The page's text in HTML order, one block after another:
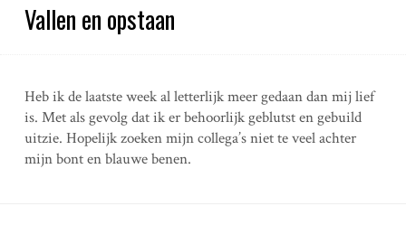
Vallen en opstaan
Heb ik de laatste week al letterlijk meer gedaan dan mij lief
is. Met als gevolg dat ik er behoorlijk geblutst en gebuild
uitzie. Hopelijk zoeken mijn collega’s niet te veel achter
mijn bont en blauwe benen.